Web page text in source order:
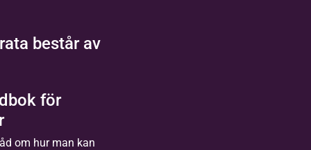
består av
för
om hur man kan